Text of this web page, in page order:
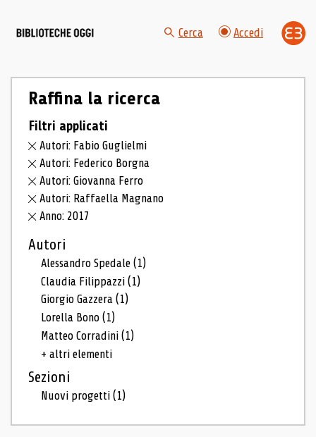
Cerca Accedi
Raffina la ricerca
Filtri applicati
Autori: Fabio Guglielmi
Autori: Federico Borgna
Autori: Giovanna Ferro
Autori: Raffaella Magnano
Anno: 2017
Autori
Alessandro Spedale(1)
Claudia Filippazzi(1)
Giorgio Gazzera(1)
Lorella Bono(1)
Matteo Corradini(1)
+ altri elementi
Sezioni
Nuovi progetti(1)